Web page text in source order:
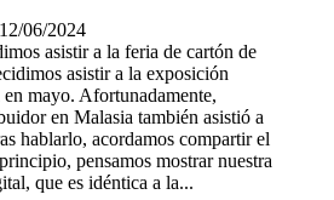
06/2024
asistir a la feria de cartón de
asistir a la exposición
mayo. Afortunadamente,
en Malasia también asistió a
hablarlo, acordamos compartir el
pensamos mostrar nuestra
que es idéntica a la...